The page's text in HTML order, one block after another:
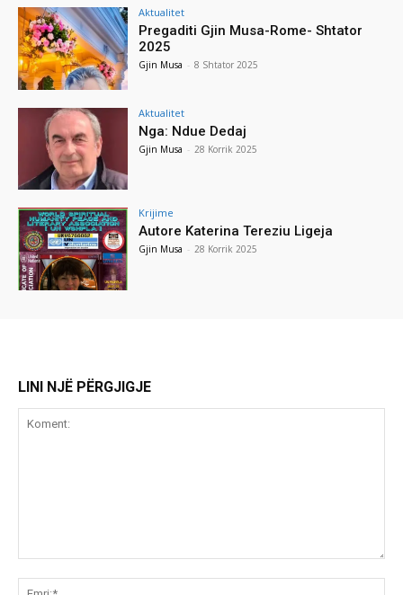
Aktualitet
Pregaditi Gjin Musa-Rome- Shtator
2025
Gjin Musa - 8 Shtator 2025
Aktualitet
Nga: Ndue Dedaj
Gjin Musa - 28 Korrik 2025
Krijime
Autore Katerina Tereziu Ligeja
Gjin Musa - 28 Korrik 2025
LINI NJË PËRGJIGJE